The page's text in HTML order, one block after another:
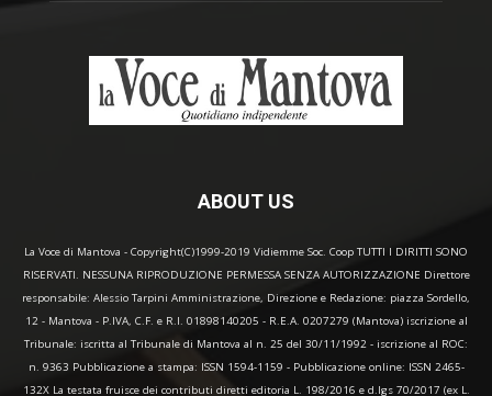
ABOUT US
La Voce di Mantova - Copyright(C)1999-2019 Vidiemme Soc. Coop TUTTI I DIRITTI SONO
RISERVATI. NESSUNA RIPRODUZIONE PERMESSA SENZA AUTORIZZAZIONE Direttore
responsabile: Alessio Tarpini Amministrazione, Direzione e Redazione: piazza Sordello,
12 - Mantova - P.IVA, C.F. e R.I. 01898140205 - R.E.A. 0207279 (Mantova) iscrizione al
Tribunale: iscritta al Tribunale di Mantova al n. 25 del 30/11/1992 - iscrizione al ROC:
n. 9363 Pubblicazione a stampa: ISSN 1594-1159 - Pubblicazione online: ISSN 2465-
132X La testata fruisce dei contributi diretti editoria L. 198/2016 e d.lgs 70/2017 (ex L.